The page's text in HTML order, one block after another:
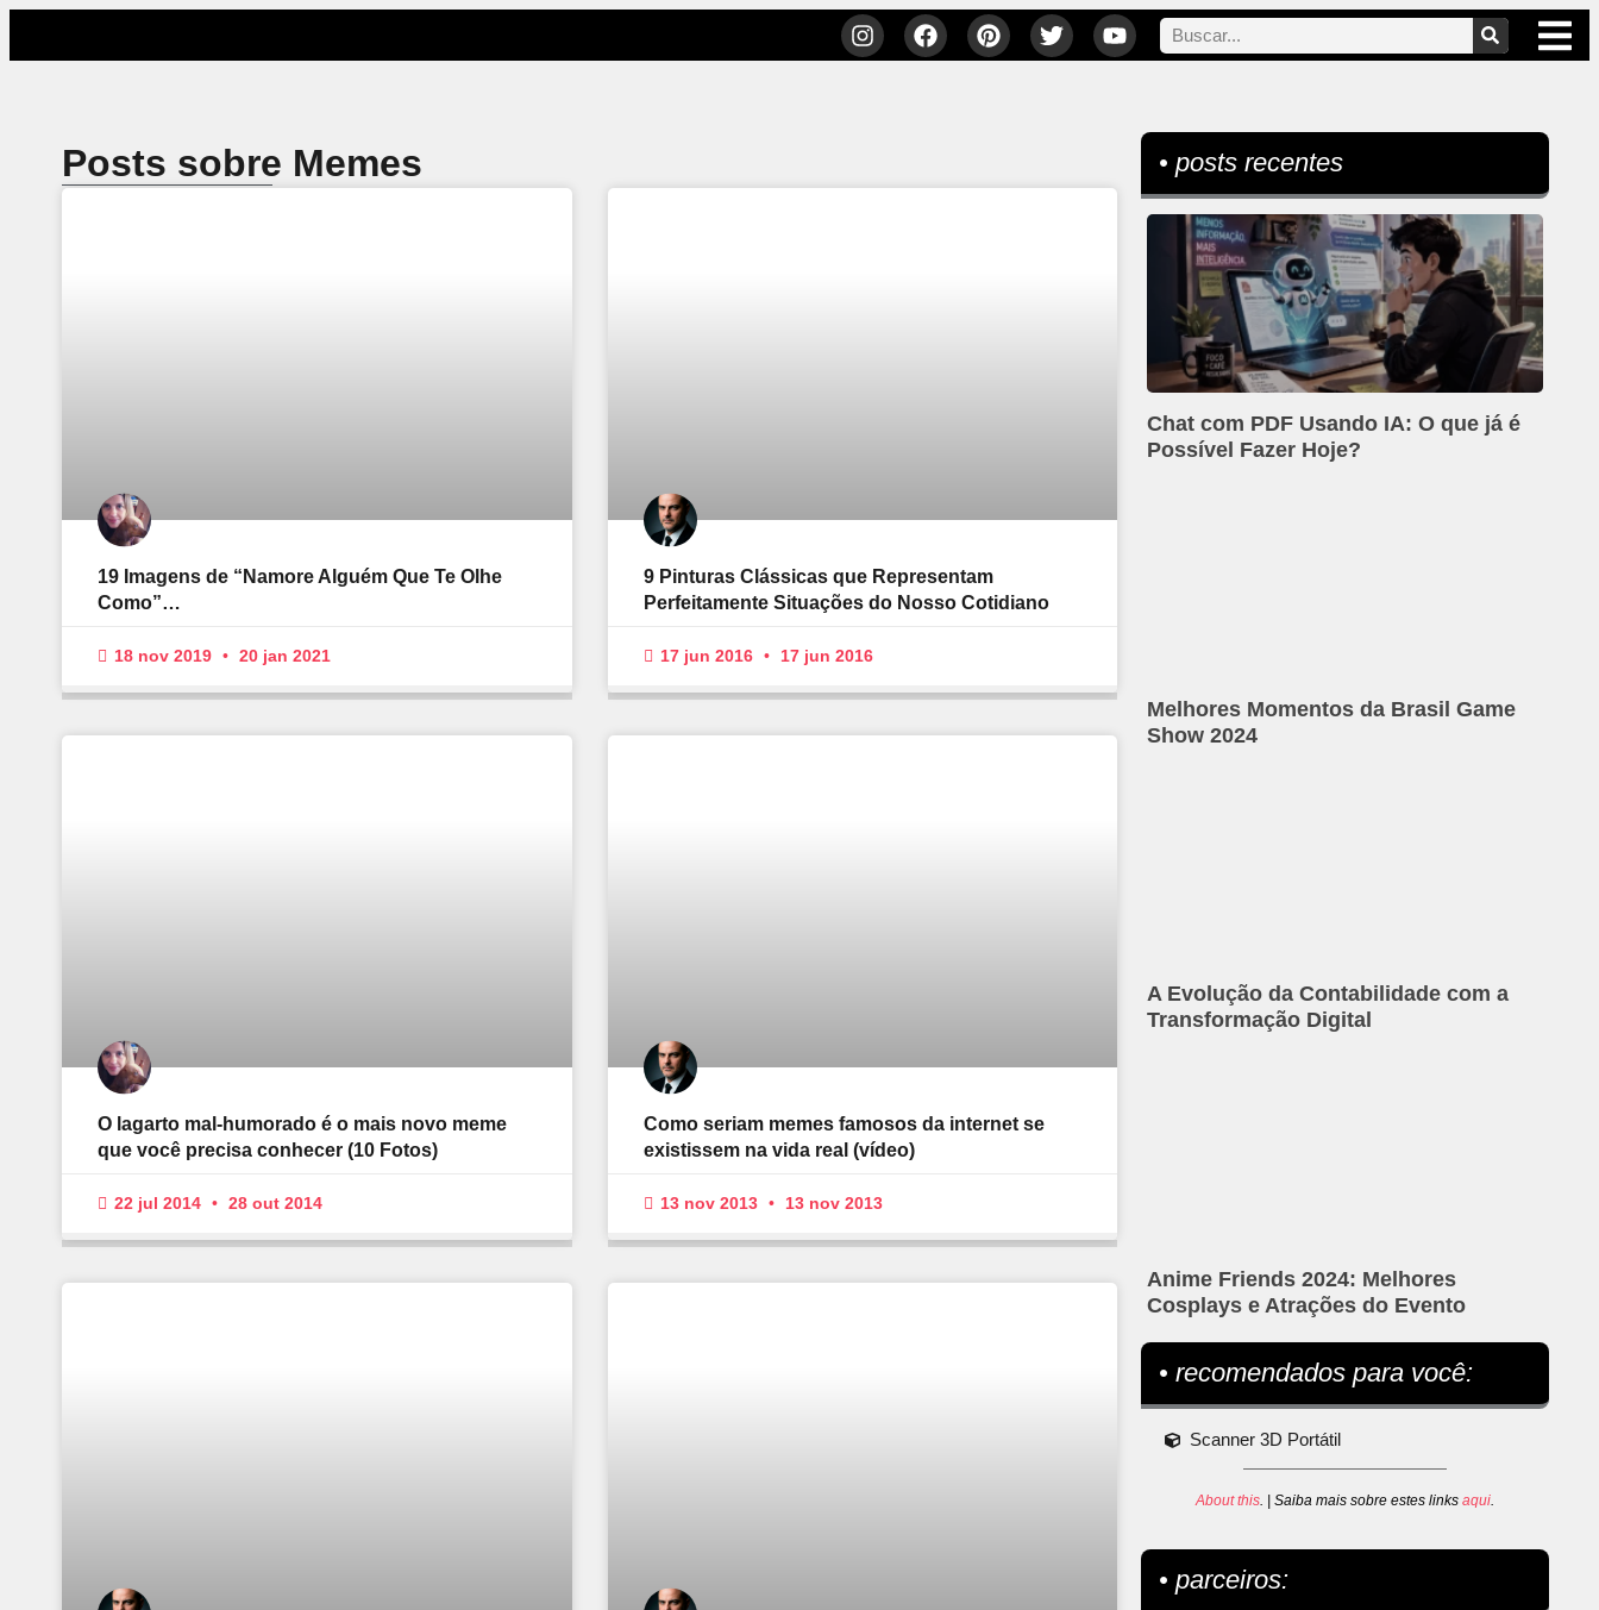
Posts sobre Memes
19 Imagens de “Namore Alguém Que Te Olhe
Como”…
18 nov 2019 20 jan 2021
9 Pinturas Clássicas que Representam
Perfeitamente Situações do Nosso Cotidiano
17 jun 2016 17 jun 2016
O lagarto mal-humorado é o mais novo meme
que você precisa conhecer (10 Fotos)
22 jul 2014 28 out 2014
Como seriam memes famosos da internet se
existissem na vida real (vídeo)
13 nov 2013 13 nov 2013
• posts recentes
Chat com PDF Usando IA: O que já é
Possível Fazer Hoje?
Melhores Momentos da Brasil Game
Show 2024
A Evolução da Contabilidade com a
Transformação Digital
Anime Friends 2024: Melhores
Cosplays e Atrações do Evento
• recomendados para você:
Scanner 3D Portátil
About this. | Saiba mais sobre estes linksaqui.
• parceiros: